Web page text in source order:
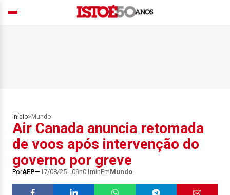
Início> Mundo
Air Canada anuncia retomada
de voos após intervenção do
governo por greve
PorAFP 17/08/25 - 09h01minEmMundo